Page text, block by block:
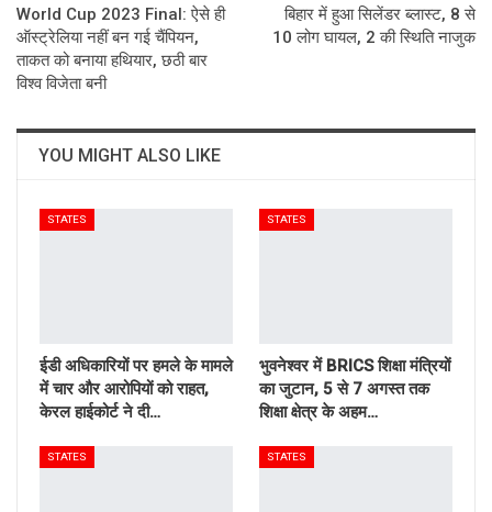
World Cup 2023 Final: ऐसे ही
ऑस्ट्रेलिया नहीं बन गई चैंपियन,
ताकत को बनाया हथियार, छठी बार
विश्व विजेता बनी
बिहार में हुआ सिलेंडर ब्लास्ट, 8 से
10 लोग घायल, 2 की स्थिति नाजुक
YOU MIGHT ALSO LIKE
STATES
ईडी अधिकारियों पर हमले के मामले
में चार और आरोपियों को राहत,
केरल हाईकोर्ट ने दी…
STATES
भुवनेश्वर में BRICS शिक्षा मंत्रियों
का जुटान, 5 से 7 अगस्त तक
शिक्षा क्षेत्र के अहम…
STATES STATES